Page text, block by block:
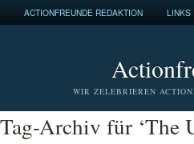
ACTIONFREUNDE REDAKTION LINKS
WIR ZELEBRIEREN
Tag-Archiv für ‘The